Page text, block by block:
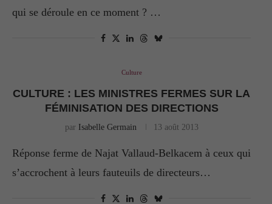
qui se déroule en ce moment ? …
Culture
CULTURE : LES MINISTRES FERMES SUR LA
FÉMINISATION DES DIRECTIONS
par Isabelle Germain 13 août 2013
Réponse ferme de Najat Vallaud-Belkacem à ceux qui
s’accrochent à leurs fauteuils de directeurs…